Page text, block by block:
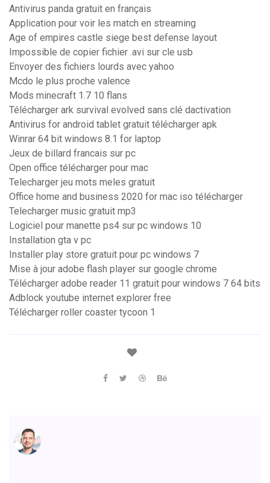
Antivirus panda gratuit en français
Application pour voir les match en streaming
Age of empires castle siege best defense layout
Impossible de copier fichier .avi sur cle usb
Envoyer des fichiers lourds avec yahoo
Mcdo le plus proche valence
Mods minecraft 1.7 10 flans
Télécharger ark survival evolved sans clé dactivation
Antivirus for android tablet gratuit télécharger apk
Winrar 64 bit windows 8.1 for laptop
Jeux de billard francais sur pc
Open office télécharger pour mac
Telecharger jeu mots meles gratuit
Office home and business 2020 for mac iso télécharger
Telecharger music gratuit mp3
Logiciel pour manette ps4 sur pc windows 10
Installation gta v pc
Installer play store gratuit pour pc windows 7
Mise à jour adobe flash player sur google chrome
Télécharger adobe reader 11 gratuit pour windows 7 64 bits
Adblock youtube internet explorer free
Télécharger roller coaster tycoon 1